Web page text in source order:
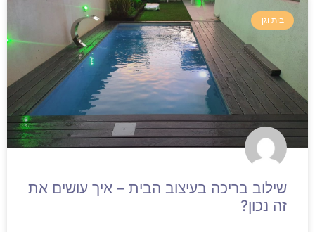
בית וגן
שילוב בריכה בעיצוב הבית – איך עושים את
זה נכון?